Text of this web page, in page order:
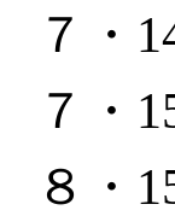
７・
７・
８・